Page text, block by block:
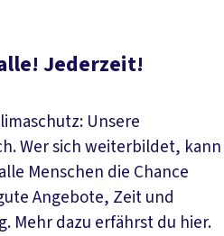
Jederzeit!
Unsere
Wer sich weiterbildet, kann
Menschen die Chance
Angebote, Zeit und
Mehr dazu erfährst du hier.